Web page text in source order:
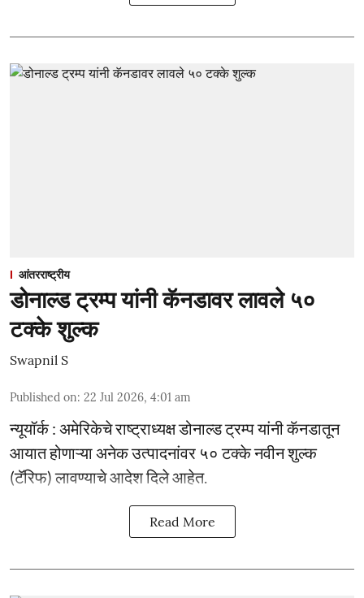
आंतरराष्ट्रीय
डोनाल्ड ट्रम्प यांनी कॅनडावर लावले ५०
टक्के शुल्क
Swapnil S
Published on: 22 Jul 2026, 4:01 am
न्यूयॉर्क : अमेरिकेचे राष्ट्राध्यक्ष डोनाल्ड ट्रम्प यांनी कॅनडातून
आयात होणाऱ्या अनेक उत्पादनांवर ५० टक्के नवीन शुल्क
(टॅरिफ) लावण्याचे आदेश दिले आहेत.
Read More